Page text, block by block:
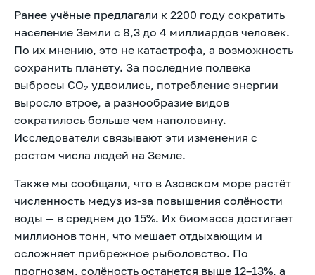
Ранее учёные предлагали к 2200 году сократить
население Земли с 8,3 до 4 миллиардов человек.
По их мнению, это не катастрофа, а возможность
сохранить планету. За последние полвека
выбросы СО₂ удвоились, потребление энергии
выросло втрое, а разнообразие видов
сократилось больше чем наполовину.
Исследователи связывают эти изменения с
ростом числа людей на Земле.
Также мы сообщали, что в Азовском море растёт
численность медуз из-за повышения солёности
воды — в среднем до 15%. Их биомасса достигает
миллионов тонн, что мешает отдыхающим и
осложняет прибрежное рыболовство. По
прогнозам, солёность останется выше 12–13%, а